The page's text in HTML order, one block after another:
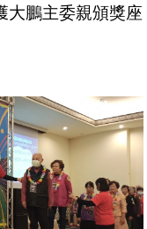
大鵬主委親頒獎座